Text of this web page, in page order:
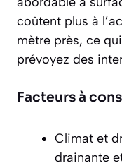
coûtent plus à
mètre près, ce
prévoyez des
Facteurs à
Climat et
drainante